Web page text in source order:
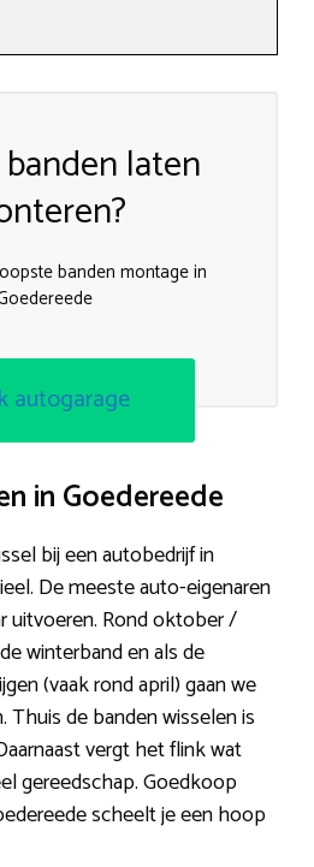
laten
banden montage in
autogarage
in Goedereede
bij een autobedrijf in
De meeste auto-eigenaren
uitvoeren. Rond oktober /
winterband en als de
(vaak rond april) gaan we
de banden wisselen is
vergt het flink wat
gereedschap. Goedkoop
scheelt je een hoop